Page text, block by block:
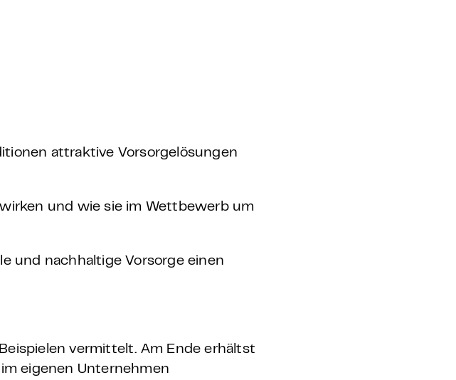
attraktive Vorsorgelösungen
und wie sie im Wettbewerb um
und nachhaltige Vorsorge einen
vermittelt. Am Ende erhältst
eigenen Unternehmen